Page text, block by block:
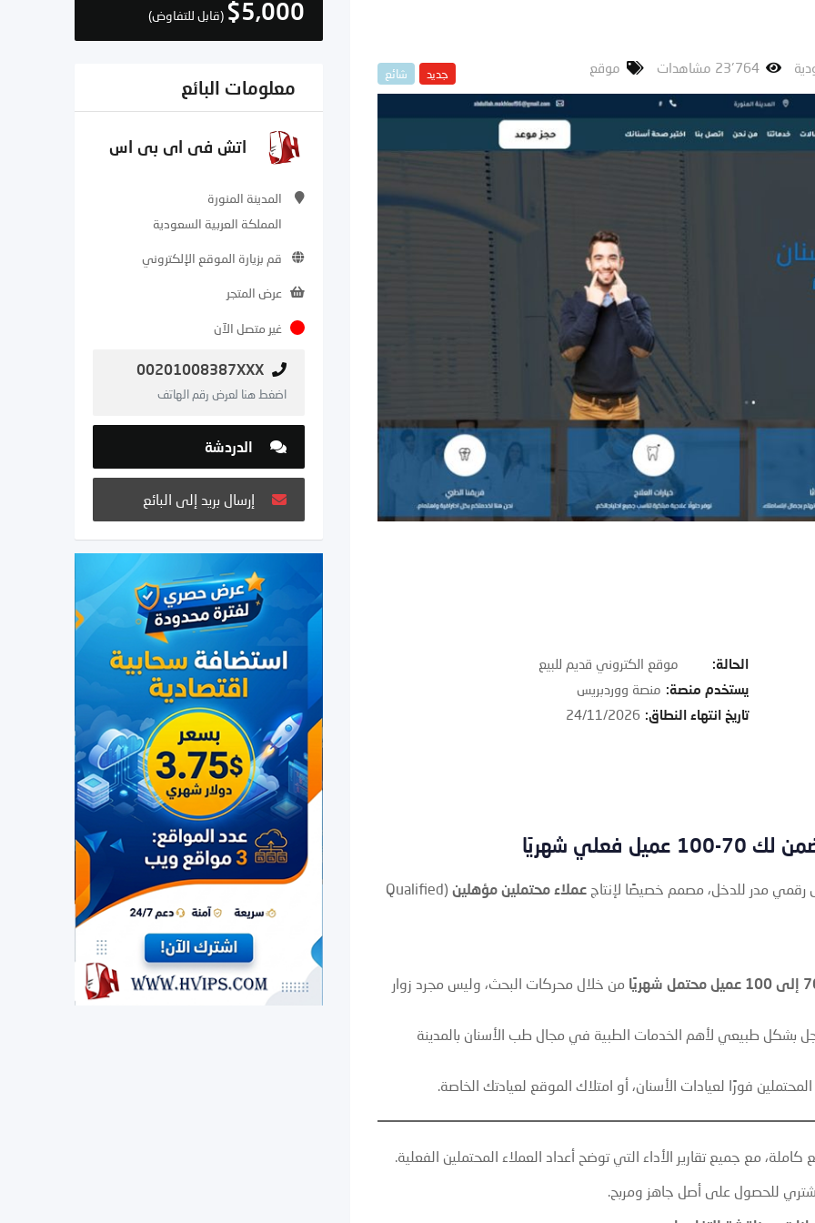
23٬764 مشاهدات موقع جديد شائع
الحالة:
موقع الكتروني قديم للبيع
يستخدم منصة: منصة ووردبريس
تاريخ انتهاء النطاق:
24/11/2026
شهريًا
مدر للدخل، مصمم خصيصًا لإنتاج عملاء محتملين مؤهلين (Qualified
محتمل شهريًا من خلال محركات البحث، وليس مجرد زوار
بشكل طبيعي لأهم الخدمات الطبية في مجال طب الأسنان بالمدينة
فورًا لعيادات الأسنان، أو امتلاك الموقع لعيادتك الخاصة.
مع جميع تقارير الأداء التي توضح أعداد العملاء المحتملين الفعلية.
للحصول على أصل جاهز ومربح.
$5,000 (قابل للتفاوض)
معلومات البائع
اتش فى اى بى اس
المدينة المنورة
المملكة العربية السعودية
قم بزيارة الموقع الإلكتروني
عرض المتجر
غير متصل الآن
00201008387XXX
اضغط هنا لعرض رقم الهاتف
الدردشة
إرسال بريد إلى البائع